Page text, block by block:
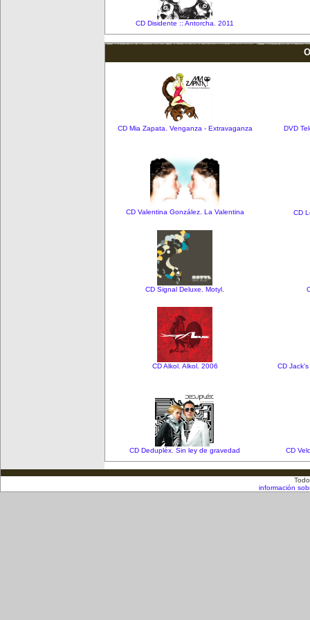
CD Disidente :: Antorcha. 2011
CD Mia Zapata. Venganza - Extravaganza
DVD
CD Valentina González. La Valentina CD
CD Signal Deluxe. Motyl.
CD Alkol. Alkol. 2006 CD
CD Dedupléx. Sin ley de gravedad CD
información